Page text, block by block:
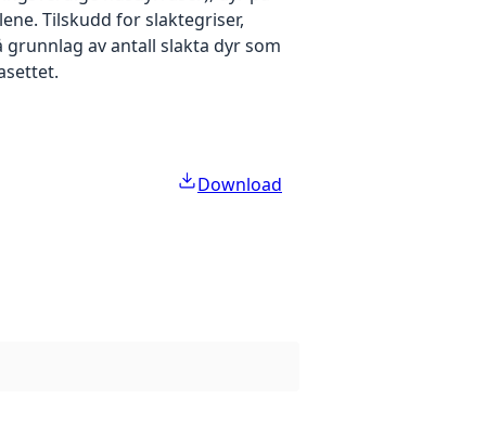
Tilskudd for slaktegriser,
av antall slakta dyr som
Download